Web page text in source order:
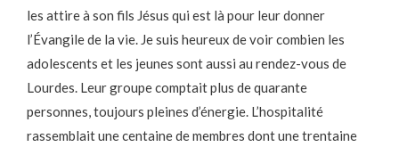
les attire à son fils Jésus qui est là pour leur donner
l’Évangile de la vie. Je suis heureux de voir combien les
adolescents et les jeunes sont aussi au rendez-vous de
Lourdes. Leur groupe comptait plus de quarante
personnes, toujours pleines d’énergie. L’hospitalité
rassemblait une centaine de membres dont une trentaine